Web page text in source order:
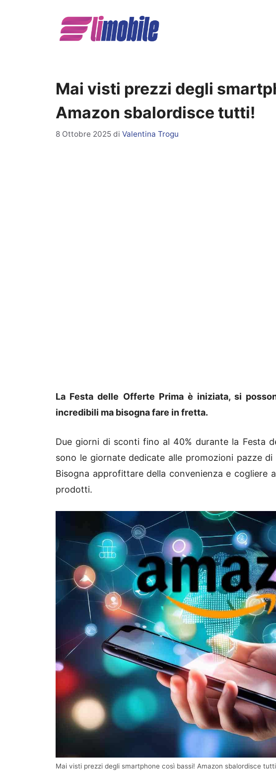
Mai visti prezzi degli
Amazon sbalordisce tutti!
8 Ottobre 2025 di Valentina Trogu
La Festa delle Offerte Prima è iniziata, si
incredibili ma bisogna fare in fretta.
Due giorni di sconti fino al 40% durante la Festa
sono le giornate dedicate alle promozioni pazze
Bisogna approfittare della convenienza e cogliere
prodotti.
Mai visti prezzi degli smartphone così bassi! Amazon sbalordisce